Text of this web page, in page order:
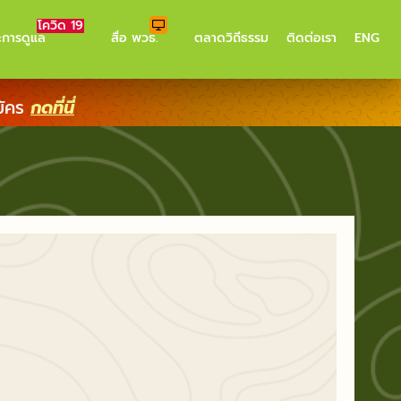
การดูแล
โควิด 19
สื่อ พวธ. ตลาดวิถีธรรม ติดต่อเรา ENG
ร กดที่นี่